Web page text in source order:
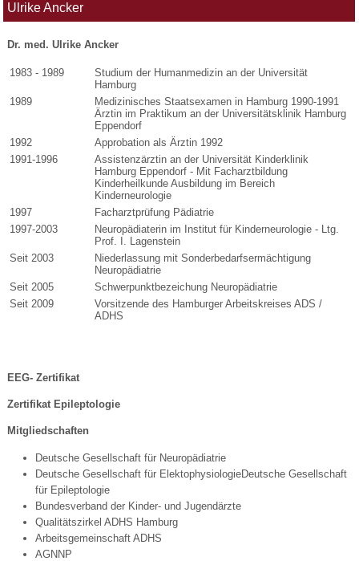
Ulrike Ancker
Dr. med. Ulrike Ancker
1983 - 1989
Studium der Humanmedizin an der Universität
Hamburg
1989
Medizinisches Staatsexamen in Hamburg 1990-1991
Ärztin im Praktikum an der Universitätsklinik Hamburg
Eppendorf
1992
Approbation als Ärztin 1992
1991-1996
Assistenzärztin an der Universität Kinderklinik
Hamburg Eppendorf - Mit Facharztbildung
Kinderheilkunde Ausbildung im Bereich
Kinderneurologie
1997
Facharztprüfung Pädiatrie
1997-2003
Neuropädiaterin im Institut für Kinderneurologie - Ltg.
Prof. I. Lagenstein
Seit 2003
Niederlassung mit Sonderbedarfsermächtigung
Neuropädiatrie
Seit 2005
Schwerpunktbezeichung Neuropädiatrie
Seit 2009
Vorsitzende des Hamburger Arbeitskreises ADS /
ADHS
EEG- Zertifikat
Zertifikat Epileptologie
Mitgliedschaften
Deutsche Gesellschaft für Neuropädiatrie
Deutsche Gesellschaft für ElektophysiologieDeutsche Gesellschaft
für Epileptologie
Bundesverband der Kinder- und Jugendärzte
Qualitätszirkel ADHS Hamburg
Arbeitsgemeinschaft ADHS
AGNNP